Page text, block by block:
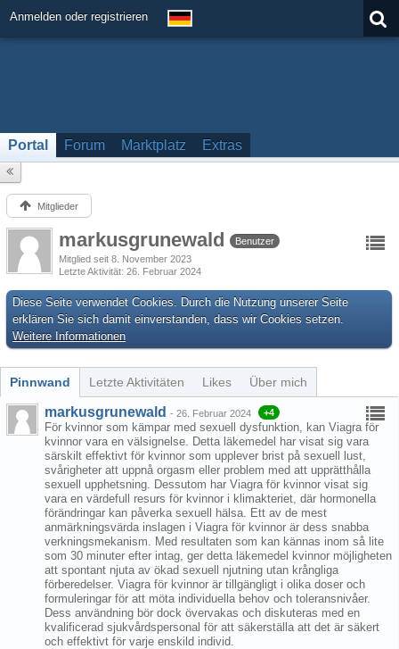
Anmelden oder registrieren
Portal Forum Marktplatz Extras
Mitglieder
markusgrunewald
Benutzer
Mitglied seit 8. November 2023
Letzte Aktivität 26. Februar 2024
Diese Seite verwendet Cookies. Durch die Nutzung unserer Seite
erklären Sie sich damit einverstanden, dass wir Cookies setzen.
Weitere Informationen
Pinnwand Letzte Aktivitäten Likes Über mich
markusgrunewald - 26. Februar 2024 +4
För kvinnor som kämpar med sexuell dysfunktion, kan Viagra för
kvinnor vara en välsignelse. Detta läkemedel har visat sig vara
särskilt effektivt för kvinnor som upplever brist på sexuell lust,
svårigheter att uppnå orgasm eller problem med att upprätthålla
sexuell upphetsning. Dessutom har Viagra för kvinnor visat sig
vara en värdefull resurs för kvinnor i klimakteriet, där hormonella
förändringar kan påverka sexuell hälsa. Ett av de mest
anmärkningsvärda inslagen i Viagra för kvinnor är dess snabba
verkningsmekanism. Med resultaten som kan kännas inom så lite
som 30 minuter efter intag, ger detta läkemedel kvinnor möjligheten
att spontant njuta av ökad sexuell njutning utan krångliga
förberedelser. Viagra för kvinnor är tillgängligt i olika doser och
formuleringar för att möta individuella behov och toleransnivåer.
Dess användning bör dock övervakas och diskuteras med en
kvalificerad sjukvårdspersonal för att säkerställa att det är säkert
och effektivt för varje enskild individ.